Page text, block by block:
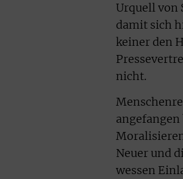
Urquell von
damit sich
keiner den
nicht.
Neuer und
wessen